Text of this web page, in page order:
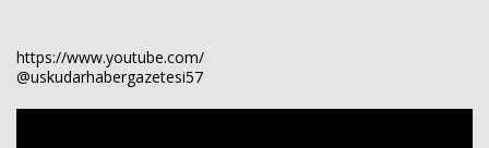
https://www.youtube.com/
@uskudarhabergazetesi57